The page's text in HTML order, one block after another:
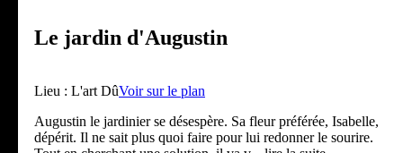
Le jardin d'Augustin
Lieu : L'art DûVoir sur le plan
Augustin le jardinier se désespère. Sa fleur préférée, Isabelle,
dépérit. Il ne sait plus quoi faire pour lui redonner le sourire.